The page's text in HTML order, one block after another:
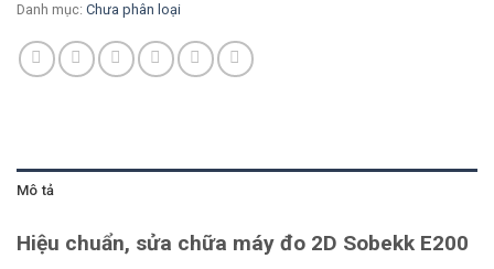
Danh mục: Chưa phân loại
Mô tả
Hiệu chuẩn, sửa chữa máy đo 2D Sobekk E200